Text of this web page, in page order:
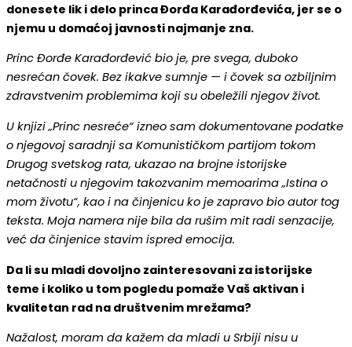
donesete lik i delo princa Đorđa Karađorđevića, jer se o
njemu u domaćoj javnosti najmanje zna.
Princ Đorđe Karađorđević bio je, pre svega, duboko
nesrećan čovek. Bez ikakve sumnje — i čovek sa ozbiljnim
zdravstvenim problemima koji su obeležili njegov život.
U knjizi „Princ nesreće“ izneo sam dokumentovane podatke
o njegovoj saradnji sa Komunističkom partijom tokom
Drugog svetskog rata, ukazao na brojne istorijske
netačnosti u njegovim takozvanim memoarima „Istina o
mom životu“, kao i na činjenicu ko je zapravo bio autor tog
teksta. Moja namera nije bila da rušim mit radi senzacije,
već da činjenice stavim ispred emocija.
Da li su mladi dovoljno zainteresovani za istorijske
teme i koliko u tom pogledu pomaže Vaš aktivan i
kvalitetan rad na društvenim mrežama?
Nažalost, moram da kažem da mladi u Srbiji nisu u